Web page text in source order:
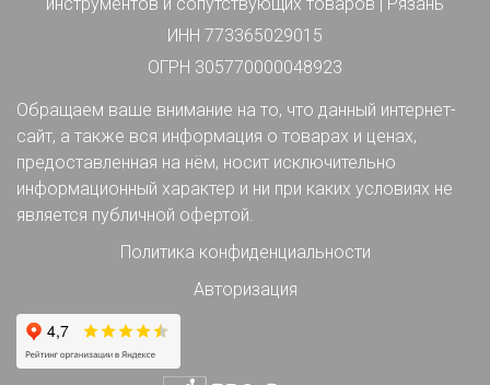
ИНН 773365029015
ОГРН 305770000048923
Обращаем ваше внимание на то, что данный интернет-
сайт, а также вся информация о товарах и ценах,
предоставленная на нём, носит исключительно
информационный характер и ни при каких условиях не
является публичной офертой.
Политика конфиденциальности
Авторизация